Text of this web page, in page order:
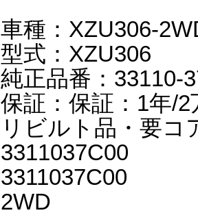
車種：XZU306-
型式：XZU306
純正品番：33110-
保証：保証：1年/
リビルト品・要コ
3311037C00
3311037C00
2WD